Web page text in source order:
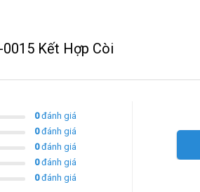
Kết Hợp Còi
0đánh giá
0đánh giá
0đánh giá
0đánh giá
0đánh giá